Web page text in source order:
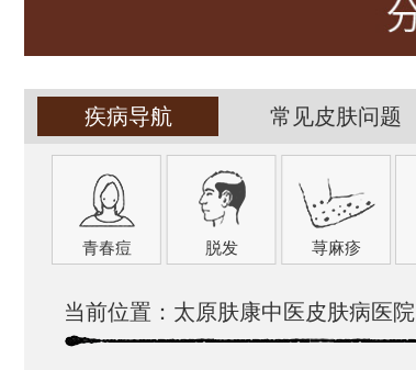
疾病导航 常见皮肤问题
青春痘 脱发 荨麻疹
当前位置： 太原肤康中医皮肤病医院